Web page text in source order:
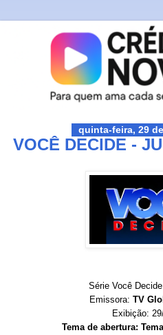
quinta-feira, 29
VOCÊ DECIDE -
Série Você Decide
Emissora: TV
Exibição:
Tema de abertura: